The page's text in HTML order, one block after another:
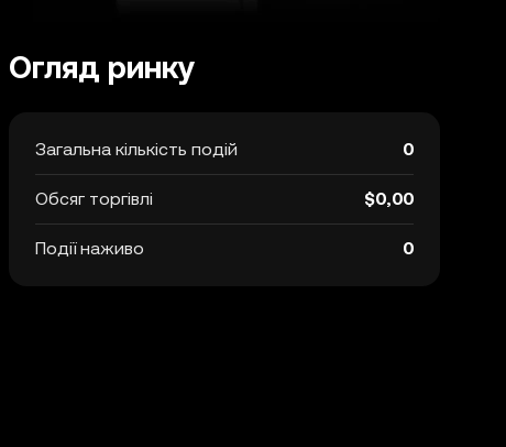
Огляд ринку
Загальна кількість подій 0
Обсяг торгівлі $0,00
Події наживо 0